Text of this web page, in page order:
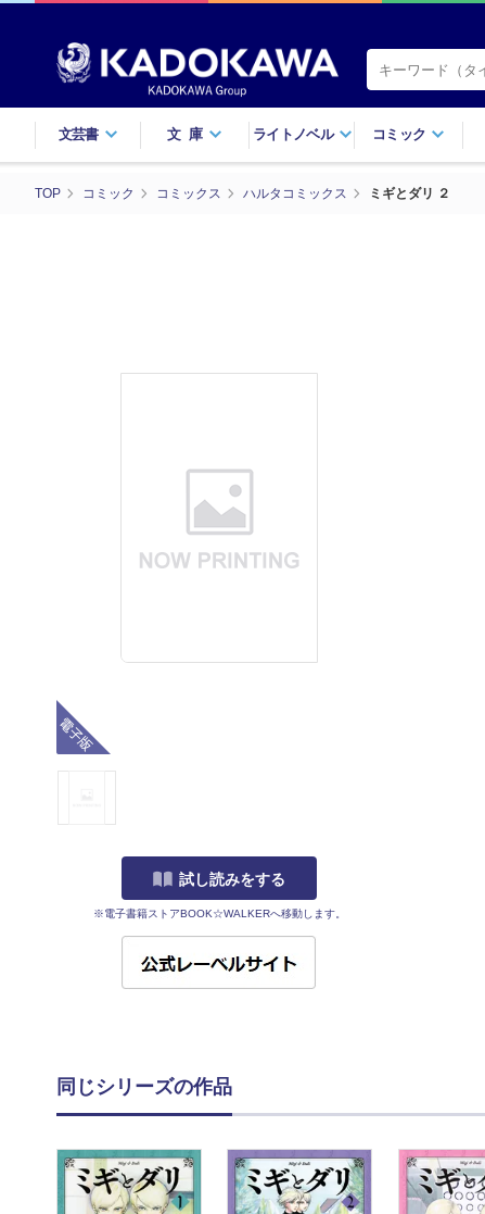
文芸書 文庫 ライトノベル コミック
TOP コミック コミックス ハルタコミックス ミギとダリ ２
試し読みをする
※電子書籍ストアBOOK☆WALKERへ移動します。
同じシリーズの作品